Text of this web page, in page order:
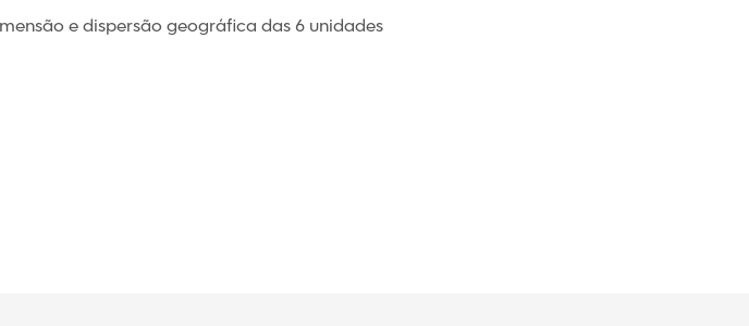
e dispersão geográfica das 6 unidades